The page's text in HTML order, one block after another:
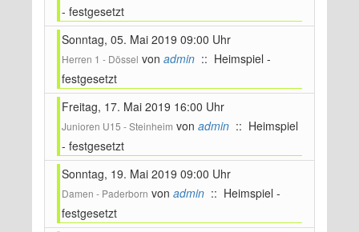
- festgesetzt
Sonntag, 05. Mai 2019 09:00 Uhr
Herren 1 - Dössel von admin :: Heimspiel -
festgesetzt
Freitag, 17. Mai 2019 16:00 Uhr
Junioren U15 - Steinheim von admin :: Heimspiel
- festgesetzt
Sonntag, 19. Mai 2019 09:00 Uhr
Damen - Paderborn von admin :: Heimspiel -
festgesetzt